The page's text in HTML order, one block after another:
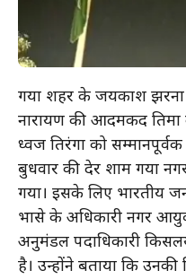
गया शहर के जयप्रकाश
नारायण की आदमकद
ध्वज तिरंगा को
बुधवार की देर शाम गया
गया। इसके लिए भारतीय
भाप्रसे के अधिकारी नगर
अनुमंडल पदाधिकारी
है। उन्होंने बताया कि